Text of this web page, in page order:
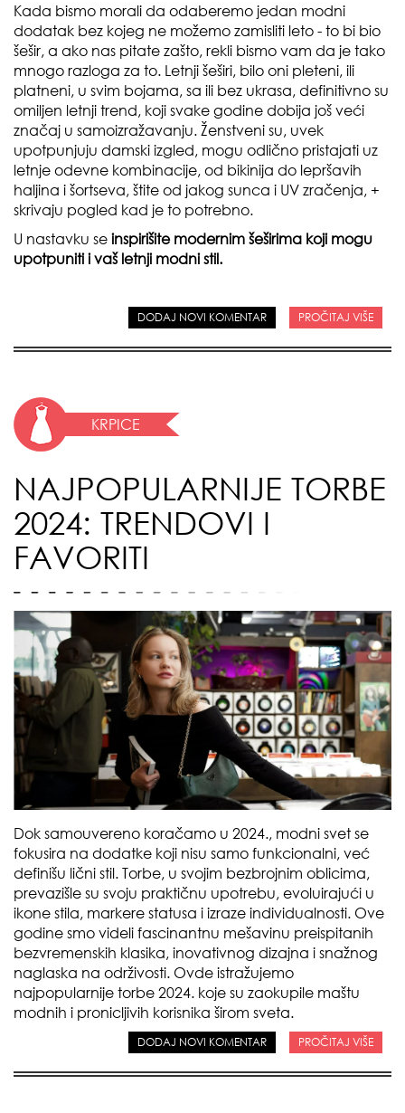
Kada bismo morali da odaberemo jedan modni
dodatak bez kojeg ne možemo zamisliti leto - to bi bio
šešir, a ako nas pitate zašto, rekli bismo vam da je tako
mnogo razloga za to. Letnji šeširi, bilo oni pleteni, ili
platneni, u svim bojama, sa ili bez ukrasa, definitivno su
omiljen letnji trend, koji svake godine dobija još veći
značaj u samoizražavanju. Ženstveni su, uvek
upotpunjuju damski izgled, mogu odlično pristajati uz
letnje odevne kombinacije, od bikinija do lepršavih
haljina i šortseva, štite od jakog sunca i UV zračenja, +
skrivaju pogled kad je to potrebno.
U nastavku se inspirišite modernim šeširima koji mogu
upotpuniti i vaš letnji modni stil.
DODAJ NOVI KOMENTAR PROČITAJ VIŠE
KRPICE
NAJPOPULARNIJE TORBE
2024: TRENDOVI I
FAVORITI
Dok samouvereno koračamo u 2024., modni svet se
fokusira na dodatke koji nisu samo funkcionalni, već
definišu lični stil. Torbe, u svojim bezbrojnim oblicima,
prevazišle su svoju praktičnu upotrebu, evoluirajući u
ikone stila, markere statusa i izraze individualnosti. Ove
godine smo videli fascinantnu mešavinu preispitanih
bezvremenskih klasika, inovativnog dizajna i snažnog
naglaska na održivosti. Ovde istražujemo
najpopularnije torbe 2024. koje su zaokupile maštu
modnih i pronicljivih korisnika širom sveta.
DODAJ NOVI KOMENTAR PROČITAJ VIŠE